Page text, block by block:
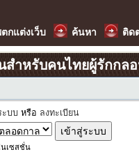
กแต่งเว็บ ค้นหา ติด
ำหรับคนไทยผู้รักกล
ะบบ หรือ ลงทะเบียน
นเซสชั่น